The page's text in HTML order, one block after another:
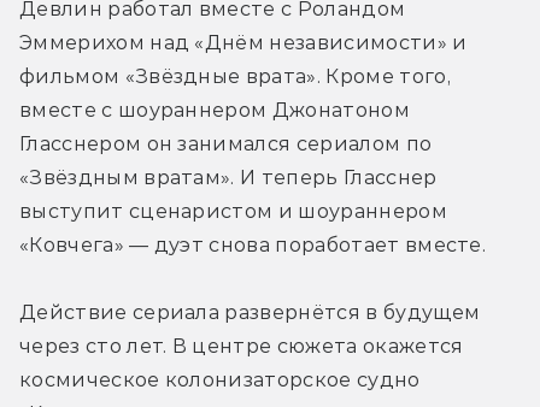
Девлин работал вместе с Роландом
Эммерихом над «Днём независимости» и
фильмом «Звёздные врата». Кроме того,
вместе с шоураннером Джонатоном
Гласснером он занимался сериалом по
«Звёздным вратам». И теперь Гласснер
выступит сценаристом и шоураннером
«Ковчега» — дуэт снова поработает вместе.
Действие сериала развернётся в будущем
через сто лет. В центре сюжета окажется
космическое колонизаторское судно